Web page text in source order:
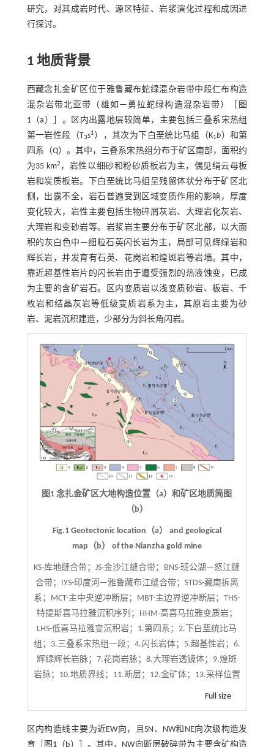
研究，对其成岩时代、源区特征、岩浆演化过程和成因进
行探讨。
1 地质背景
西藏念扎金矿区位于雅鲁藏布蛇绿混杂岩带中段仁布构造
混杂岩带北亚带（雄如—勇拉蛇绿构造混杂岩带）［
图
1（a）］。区内出露地层较简单，主要包括三叠系宋热组
第一岩性段（T3s1 ），其次为下白垩统比马组（K1b ）和第
四系（Q）。其中，三叠系宋热组分布于矿区南部，面积约
为35 km2 ，岩性以细砂和粉砂质板岩为主，偶见绢云母板
岩和炭质板岩。下白垩统比马组呈残留体状分布于矿区北
侧，出露不全，岩石普遍受到区域变质作用的影响，厚度
变化较大，岩性主要包括生物碎屑灰岩、大理岩化灰岩、
大理岩和变砂岩等。岩浆岩主要分布于矿区北部，以大面
积的灰白色中—细粒石英闪长岩为主，局部可见辉绿岩和
辉长岩，并发育有石英、花岗岩和煌斑岩等岩墙。其中，
靠近超基性岩片的闪长岩由于遭受强烈的热液蚀变，已成
为主要的含矿岩石。区内变质岩以浅变质砂岩、板岩、千
枚岩和结晶灰岩等低级变质岩系为主，其原岩主要为砂
岩、泥岩沉积建造，少部分为斜长角闪岩。
图1 念扎金矿区大地构造位置（a）和矿区地质简图
（b）
Fig.1 Geotectonic location（a） and geological
map（b） of the Nianzha gold mine
KS-库地缝合带；JS-金沙江缝合带；BNS-班公湖—怒江缝
合带；IYS-印度河—雅鲁藏布江缝合带；STDS-藏南拆离
系；MCT-主中央逆冲断层；MBT-主边界逆冲断层；THS-
特提斯喜马拉雅沉积序列；HHM-高喜马拉雅变质岩；
LHS-低喜马拉雅变沉积岩；1.第四系；2.下白垩统比马
组；3.三叠系宋热组一段；4.闪长岩体；5.超基性岩；6.
辉绿辉长岩脉；7.花岗岩脉；8.大理岩透镜体；9.煌斑
岩脉；10.地质界线；11.断层；12.金矿体；13.采样位置
Full size
区内构造线主要为近EW向，且SN、NW和NE向次级构造发
育［
图1 （b）］。其中，NW向断层破碎带为主要含矿构造